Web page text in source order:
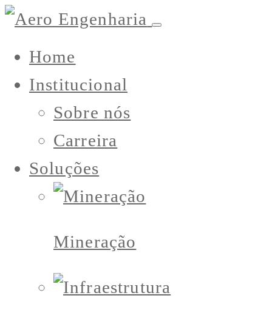
Home
Institucional
Sobre nós
Carreira
Soluções
Mineração